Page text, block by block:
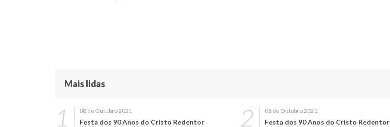
Mais lidas
08 de Outubro 2021
Festa dos 90 Anos do Cristo Redentor
08 de Outubro 2021
Festa dos 90 Anos do Cristo Redentor